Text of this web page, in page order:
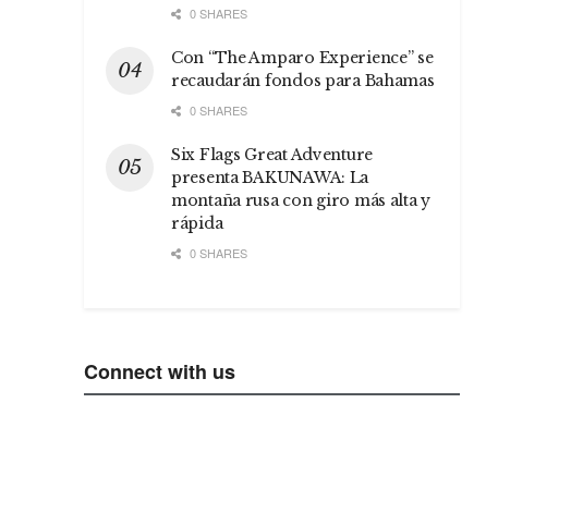
0 SHARES
Con “The Amparo Experience” se
recaudarán fondos para Bahamas
0 SHARES
Six Flags Great Adventure
presenta BAKUNAWA: La
montaña rusa con giro más alta y
rápida
0 SHARES
Connect with us